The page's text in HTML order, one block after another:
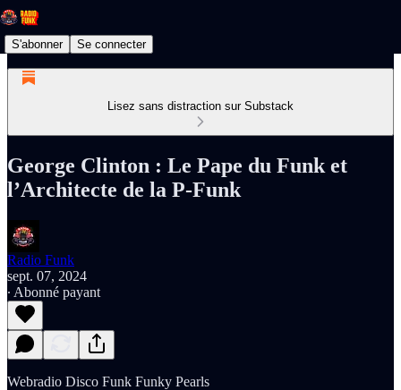
S'abonner Se connecter
Lisez sans distraction sur Substack
George Clinton : Le Pape du Funk et
l’Architecte de la P-Funk
Radio Funk
sept. 07, 2024
∙ Abonné payant
Webradio Disco Funk Funky Pearls